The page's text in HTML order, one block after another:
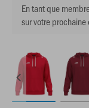
En tant que
sur votre